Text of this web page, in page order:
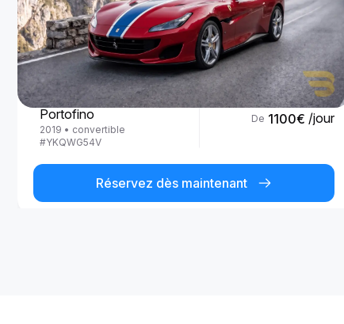
Ferrari
Portofino
2019 • convertible
#YKQWG54V
De 1100€ /jour
Réservez dès maintenant